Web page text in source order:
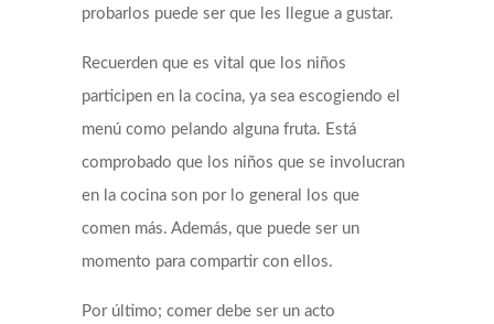
probarlos puede ser que les llegue a gustar.
Recuerden que es vital que los niños
participen en la cocina, ya sea escogiendo el
menú como pelando alguna fruta. Está
comprobado que los niños que se involucran
en la cocina son por lo general los que
comen más. Además, que puede ser un
momento para compartir con ellos.
Por último; comer debe ser un acto